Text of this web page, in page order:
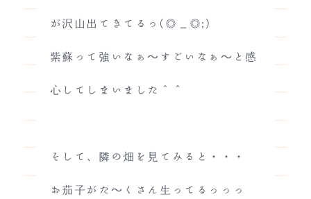
が沢山出てきてるっ(◎_◎;)
紫蘇って強いなぁ～すごいなぁ～と感
心してしまいました＾＾
そして、隣の畑を見てみると・・・
お茄子がた～くさん生ってるっっっ